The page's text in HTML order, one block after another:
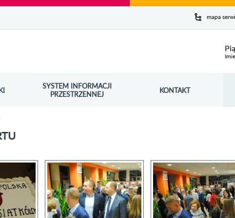
mapa
SYSTEM INFORMACJI
PRZESTRZENNEJ
ODNOŚNIK OTWORZY SIĘ W NOWYM OKNIE KONTAKT